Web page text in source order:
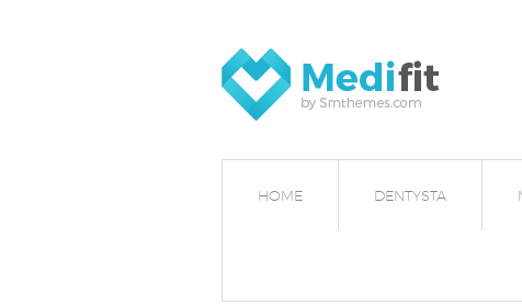
HOME DENTYSTA